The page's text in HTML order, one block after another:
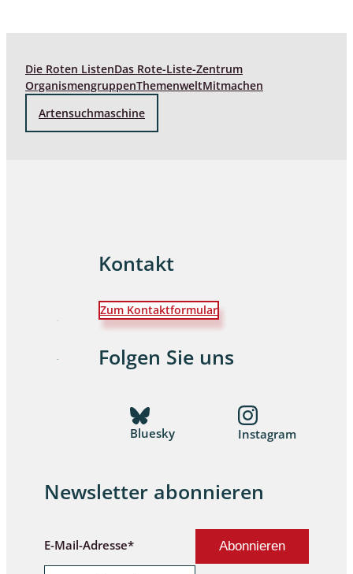
Die Roten ListenDas Rote-Liste-Zentrum
OrganismengruppenThemenweltMitmachen
Artensuchmaschine
Kontakt
Zum Kontaktformular
Folgen Sie uns
Bluesky Instagram
Newsletter abonnieren
E-Mail-Adresse*